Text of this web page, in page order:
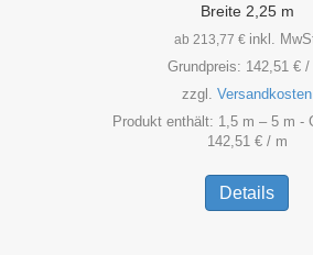
Breite 2,25 m
ab 213,77 € inkl.
Grundpreis: 142,51 € /
zzgl. Versandkosten
Produkt enthält: 1,5 m – 5 m -
142,51 €/ m
Details
weist